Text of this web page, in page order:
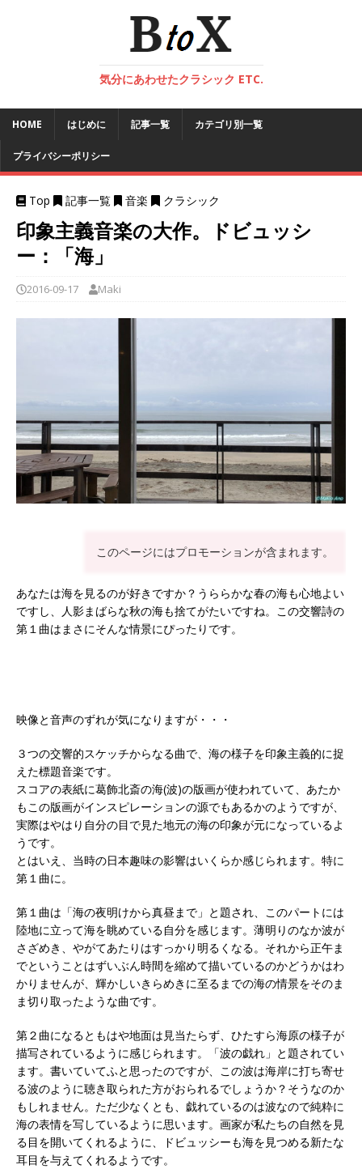
気分にあわせたクラシック ETC.
HOME はじめに 記事一覧 カテゴリ別一覧
プライバシーポリシー
Top 記事一覧 音楽 クラシック
印象主義音楽の大作。ドビュッシ
ー：「海」
2016-09-17 Maki
このページにはプロモーションが含まれます。
あなたは海を見るのが好きですか？うららかな春の海も心地よい
ですし、人影まばらな秋の海も捨てがたいですね。この交響詩の
第１曲はまさにそんな情景にぴったりです。
映像と音声のずれが気になりますが・・・
３つの交響的スケッチからなる曲で、海の様子を印象主義的に捉
えた標題音楽です。
スコアの表紙に葛飾北斎の海(波)の版画が使われていて、あたか
もこの版画がインスピレーションの源でもあるかのようですが、
実際はやはり自分の目で見た地元の海の印象が元になっているよ
うです。
とはいえ、当時の日本趣味の影響はいくらか感じられます。特に
第１曲に。
第１曲は「海の夜明けから真昼まで」と題され、このパートには
陸地に立って海を眺めている自分を感じます。薄明りのなか波が
さざめき、やがてあたりはすっかり明るくなる。それから正午ま
でということはずいぶん時間を縮めて描いているのかどうかはわ
かりませんが、輝かしいきらめきに至るまでの海の情景をそのま
ま切り取ったような曲です。
第２曲になるともはや地面は見当たらず、ひたすら海原の様子が
描写されているように感じられます。「波の戯れ」と題されてい
ます。書いていてふと思ったのですが、この波は海岸に打ち寄せ
る波のように聴き取られた方がおられるでしょうか？そうなのか
もしれません。ただ少なくとも、戯れているのは波なので純粋に
海の表情を写しているように思います。画家が私たちの自然を見
る目を開いてくれるように、ドビュッシーも海を見つめる新たな
耳目を与えてくれるようです。